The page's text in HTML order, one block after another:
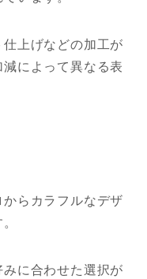
上げなどの加工が
によって異なる表
らカラフルなデザ
に合わせた選択が